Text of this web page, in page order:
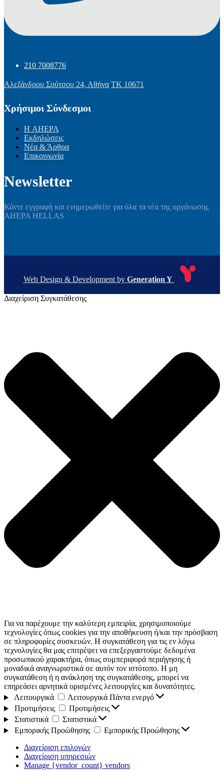
210 7008776
Αλεξάνδρου Σούτσου 24, Αθήνα ΤΚ 10671
Χρήσιμοι Σύνδεσμοι
Η AHEPA
Εκδηλώσεις
Νέα & Άρθρα
Επικοινωνία
Newsletter
Κάντε εγγραφή και ενημερωθείτε για όλα τα νέα της οργάνωσης
AHEPA HELLAS
Web Design & Development by Generation Y
Διαχείριση Συγκατάθεσης
Για να παρέχουμε την καλύτερη εμπειρία, χρησιμοποιούμε
τεχνολογίες όπως cookies για την αποθήκευση ή/και την πρόσβαση
σε πληροφορίες συσκευών. Η συγκατάθεση για τις εν λόγω
τεχνολογίες θα μας επιτρέψει να επεξεργαστούμε δεδομένα
προσωπικού χαρακτήρα, όπως συμπεριφορά περιήγησης ή
μοναδικά αναγνωριστικά σε αυτόν τον ιστότοπο. Η μη
συγκατάθεση ή η ανάκληση της συγκατάθεσης, μπορεί να
επηρεάσει αρνητικά ορισμένες λειτουργίες και δυνατότητες.
Λειτουργικά
Λειτουργικά Πάντα ενεργό
Προτιμήσεις
Προτιμήσεις
Στατιστικά
Στατιστικά
Εμπορικής Προώθησης
Εμπορικής Προώθησης
Διαχείριση επιλογών
Διαχείριση υπηρεσιών
Manage {vendor_count} vendors